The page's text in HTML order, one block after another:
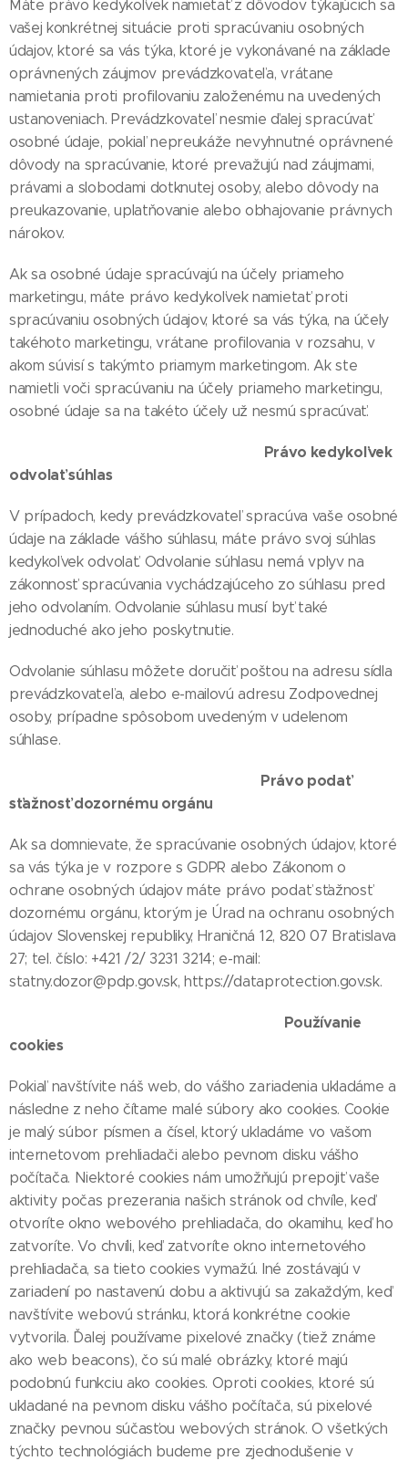
Máte právo kedykoľvek namietať z dôvodov týkajúcich sa
vašej konkrétnej situácie proti spracúvaniu osobných
údajov, ktoré sa vás týka, ktoré je vykonávané na základe
oprávnených záujmov prevádzkovateľa, vrátane
namietania proti profilovaniu založenému na uvedených
ustanoveniach. Prevádzkovateľ nesmie ďalej spracúvať
osobné údaje, pokiaľ nepreukáže nevyhnutné oprávnené
dôvody na spracúvanie, ktoré prevažujú nad záujmami,
právami a slobodami dotknutej osoby, alebo dôvody na
preukazovanie, uplatňovanie alebo obhajovanie právnych
nárokov.
Ak sa osobné údaje spracúvajú na účely priameho
marketingu, máte právo kedykoľvek namietať proti
spracúvaniu osobných údajov, ktoré sa vás týka, na účely
takéhoto marketingu, vrátane profilovania v rozsahu, v
akom súvisí s takýmto priamym marketingom. Ak ste
namietli voči spracúvaniu na účely priameho marketingu,
osobné údaje sa na takéto účely už nesmú spracúvať.
Právo kedykoľvek
odvolať súhlas
V prípadoch, kedy prevádzkovateľ spracúva vaše osobné
údaje na základe vášho súhlasu, máte právo svoj súhlas
kedykoľvek odvolať. Odvolanie súhlasu nemá vplyv na
zákonnosť spracúvania vychádzajúceho zo súhlasu pred
jeho odvolaním. Odvolanie súhlasu musí byť také
jednoduché ako jeho poskytnutie.
Odvolanie súhlasu môžete doručiť poštou na adresu sídla
prevádzkovateľa, alebo e-mailovú adresu Zodpovednej
osoby, prípadne spôsobom uvedeným v udelenom
súhlase.
Právo podať
sťažnosť dozornému orgánu
Ak sa domnievate, že spracúvanie osobných údajov, ktoré
sa vás týka je v rozpore s GDPR alebo Zákonom o
ochrane osobných údajov máte právo podať sťažnosť
dozornému orgánu, ktorým je Úrad na ochranu osobných
údajov Slovenskej republiky, Hraničná 12, 820 07 Bratislava
27; tel. číslo: +421 /2/ 3231 3214; e-mail:
statny.dozor@pdp.gov.sk, https://dataprotection.gov.sk.
Používanie
cookies
Pokiaľ navštívite náš web, do vášho zariadenia ukladáme a
následne z neho čítame malé súbory ako cookies. Cookie
je malý súbor písmen a čísel, ktorý ukladáme vo vašom
internetovom prehliadači alebo pevnom disku vášho
počítača. Niektoré cookies nám umožňujú prepojiť vaše
aktivity počas prezerania našich stránok od chvíle, keď
otvoríte okno webového prehliadača, do okamihu, keď ho
zatvoríte. Vo chvíli, keď zatvoríte okno internetového
prehliadača, sa tieto cookies vymažú. Iné zostávajú v
zariadení po nastavenú dobu a aktivujú sa zakaždým, keď
navštívite webovú stránku, ktorá konkrétne cookie
vytvorila. Ďalej používame pixelové značky (tiež známe
ako web beacons), čo sú malé obrázky, ktoré majú
podobnú funkciu ako cookies. Oproti cookies, ktoré sú
ukladané na pevnom disku vášho počítača, sú pixelové
značky pevnou súčasťou webových stránok. O všetkých
týchto technológiách budeme pre zjednodušenie v